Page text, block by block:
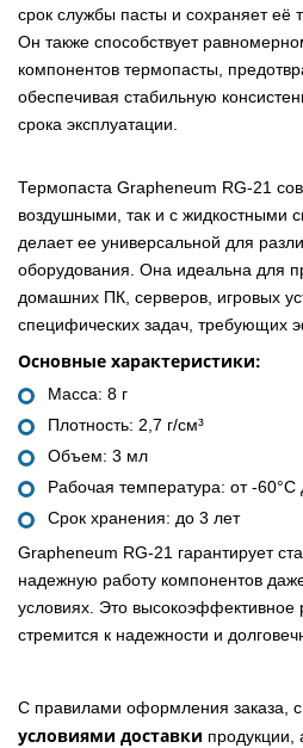
срок службы пасты и сохраняет её
Он также способствует
компонентов термопасты,
обеспечивая стабильную
срока эксплуатации.
Термопаста Grapheneum RG-21
воздушными, так и с жидкостными
делает ее универсальной для
оборудования. Она идеальна для
домашних ПК, серверов, игровых
специфических задач, требующих
Основные характеристики:
Масса: 8 г
Плотность: 2,7 г/см³
Объем: 3 мл
Рабочая температура: от -60°C
Срок хранения: до 3 лет
Grapheneum RG-21 гарантирует
надежную работу компонентов
условиях. Это высокоэффективное
стремится к надежности и
С правилами оформления заказа, с
условиями доставки продукции,